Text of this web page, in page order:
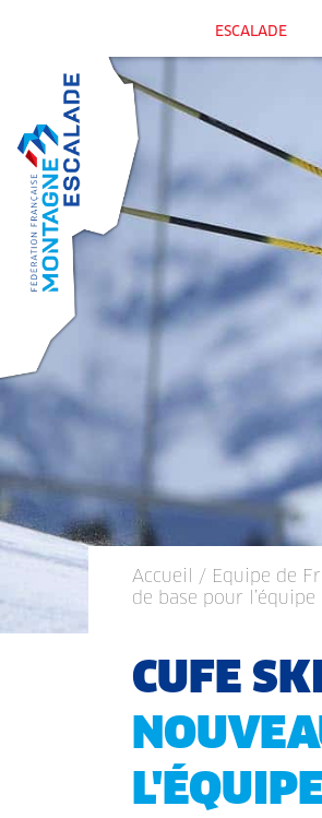
ESCALADE
Accueil / Equipe de
de base pour
CUFE